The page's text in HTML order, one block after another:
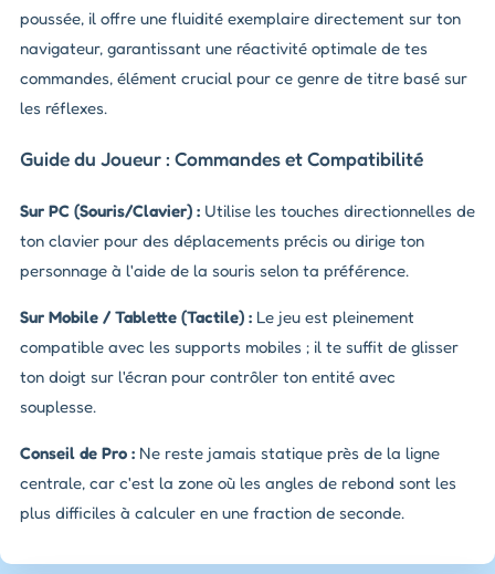
poussée, il offre une fluidité exemplaire directement sur ton
navigateur, garantissant une réactivité optimale de tes
commandes, élément crucial pour ce genre de titre basé sur
les réflexes.
Guide du Joueur : Commandes et Compatibilité
Sur PC (Souris/Clavier) : Utilise les touches directionnelles de
ton clavier pour des déplacements précis ou dirige ton
personnage à l'aide de la souris selon ta préférence.
Sur Mobile / Tablette (Tactile) : Le jeu est pleinement
compatible avec les supports mobiles ; il te suffit de glisser
ton doigt sur l'écran pour contrôler ton entité avec
souplesse.
Conseil de Pro : Ne reste jamais statique près de la ligne
centrale, car c'est la zone où les angles de rebond sont les
plus difficiles à calculer en une fraction de seconde.